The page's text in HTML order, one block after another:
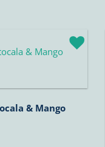
& Mango